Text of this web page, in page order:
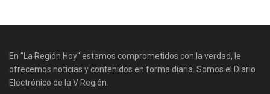
En "La Región Hoy" estamos comprometidos con la verdad, le
ofrecemos noticias y contenidos en forma diaria. Somos el Diario
Electrónico de la V Región.